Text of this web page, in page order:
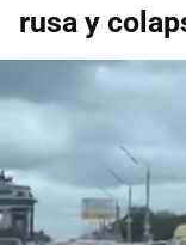
rusa y